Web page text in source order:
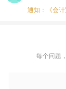
通知：《会
每个问题